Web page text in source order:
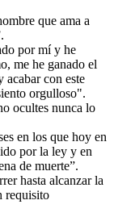
que ama a
por mí y he
me he ganado el
acabar con este
orgulloso".
ocultes nunca lo
en los que hoy en
por la ley y en
de muerte”.
hasta alcanzar la
requisito